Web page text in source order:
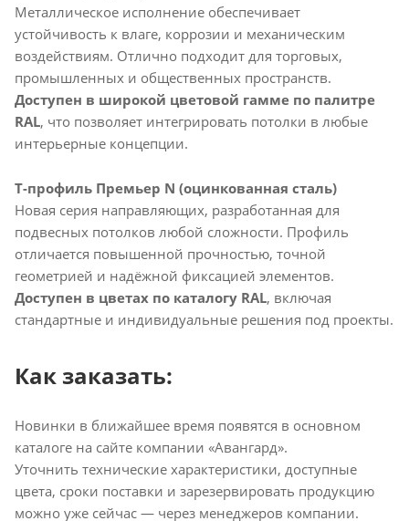
Металлическое исполнение обеспечивает
устойчивость к влаге, коррозии и механическим
воздействиям. Отлично подходит для торговых,
промышленных и общественных пространств.
Доступен в широкой цветовой гамме по палитре
RAL, что позволяет интегрировать потолки в любые
интерьерные концепции.
Т-профиль Премьер N (оцинкованная сталь)
Новая серия направляющих, разработанная для
подвесных потолков любой сложности. Профиль
отличается повышенной прочностью, точной
геометрией и надёжной фиксацией элементов.
Доступен в цветах по каталогу RAL, включая
стандартные и индивидуальные решения под проекты.
Как заказать:
Новинки в ближайшее время появятся в основном
каталоге на сайте компании «Авангард».
Уточнить технические характеристики, доступные
цвета, сроки поставки и зарезервировать продукцию
можно уже сейчас — через менеджеров компании.